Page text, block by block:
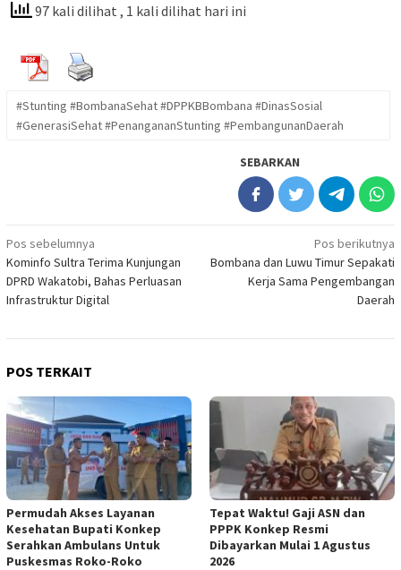
97 kali dilihat , 1 kali dilihat hari ini
#Stunting #BombanaSehat #DPPKBBombana #DinasSosial
#GenerasiSehat #PenangananStunting #PembangunanDaerah
SEBARKAN
Navigasi
pos
Pos sebelumnya
Kominfo Sultra Terima Kunjungan
DPRD Wakatobi, Bahas Perluasan
Infrastruktur Digital
Pos berikutnya
Bombana dan Luwu Timur Sepakati
Kerja Sama Pengembangan
Daerah
POS TERKAIT
Permudah Akses Layanan
Kesehatan Bupati Konkep
Serahkan Ambulans Untuk
Puskesmas Roko-Roko
Tepat Waktu! Gaji ASN dan
PPPK Konkep Resmi
Dibayarkan Mulai 1 Agustus
2026